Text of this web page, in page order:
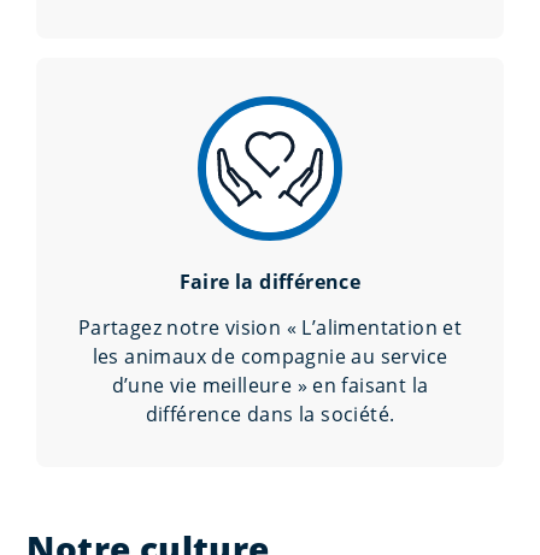
Faire la différence
Partagez notre vision « L’alimentation et
les animaux de compagnie au service
d’une vie meilleure » en faisant la
différence dans la société.